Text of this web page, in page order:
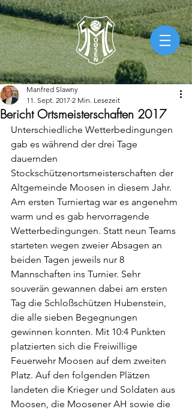
Bericht Ortsmeisterschaften 2017
Manfred Slawny
11. Sept. 2017 2 Min. Lesezeit
Unterschiedliche Wetterbedingungen
gab es während der drei Tage
dauernden
Stockschützenortsmeisterschaften der
Altgemeinde Moosen in diesem Jahr.
Am ersten Turniertag war es angenehm
warm und es gab hervorragende
Wetterbedingungen. Statt neun Teams
starteten wegen zweier Absagen an
beiden Tagen jeweils nur 8
Mannschaften ins Turnier. Sehr
souverän gewannen dabei am ersten
Tag die Schloßschützen Hubenstein,
die alle sieben Begegnungen
gewinnen konnten. Mit 10:4 Punkten
platzierten sich die Freiwillige
Feuerwehr Moosen auf dem zweiten
Platz. Auf den folgenden Plätzen
landeten die Krieger und Soldaten aus
Moosen, die Moosener AH sowie die